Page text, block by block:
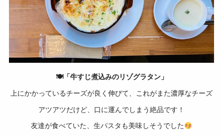
🍽「牛すじ煮込みのリゾグラタン」
上にかかっているチーズが良く伸びて、これがまた濃厚なチーズ
アツアツだけど、口に運んでしまう絶品です！
友達が食べていた、生パスタも美味しそうでした